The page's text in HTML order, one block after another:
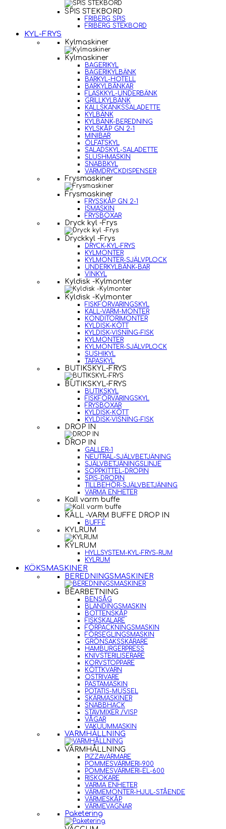
SPIS STEKBORD
FRIBERG SPIS
FRIBERG STEKBORD
KYL-FRYS
Kylmaskiner
Kylmaskiner
BAGERIKYL
BAGERIKYLBÄNK
BARKYL-HOTELL
BARKYLBÄNKAR
FLASKKYL-UNDERBÄNK
GRILLKYLBÄNK
KALLSKÄNKSSALADETTE
KYLBÄNK
KYLBÄNK-BEREDNING
KYLSKÅP GN 2-1
MINIBAR
ÖLFATSKYL
SALADSKYL-SALADETTE
SLUSHMASKIN
SNABBKYL
VARMDRYCKDISPENSER
Frysmaskiner
Frysmaskiner
FRYSSKÅP GN 2-1
ISMASKIN
FRYSBOXAR
Dryck kyl -Frys
Dryckkyl -Frys
DRYCK-KYL-FRYS
KYLMONTER
KYLMONTER-SJÄLVPLOCK
UNDERKYLBÄNK-BAR
VINKYL
Kyldisk -Kylmonter
Kyldisk -Kylmonter
FISKFÖRVARINGSKYL
KALL-VARM-MONTER
KONDITORIMONTER
KYLDISK-KÖTT
KYLDISK-VISNING-FISK
KYLMONTER
KYLMONTER-SJÄLVPLOCK
SUSHIKYL
TAPASKYL
BUTIKSKYL-FRYS
BUTIKSKYL-FRYS
BUTIKSKYL
FISKFÖRVARINGSKYL
FRYSBOXAR
KYLDISK-KÖTT
KYLDISK-VISNING-FISK
DROP IN
DROP IN
GALLER-1
NEUTRAL-SJÄLVBETJÄNING
SJÄLVBETJÄNINGSLINJE
SOPPKITTEL-DROPIN
SPIS-DROPIN
TILLBEHÖR-SJÄLVBETJÄNING
VARMA ENHETER
Kall varm buffe
KALL -VARM BUFFE DROP IN
BUFFÉ
KYLRUM
KYLRUM
HYLLSYSTEM-KYL-FRYS-RUM
KYLRUM
KÖKSMASKINER
BEREDNINGSMASKINER
BEARBETNING
BENSÅG
BLANDINGSMASKIN
BOTTENSKÅP
FISKSKALARE
FÖRPACKNINGSMASKIN
FÖRSEGLINGSMASKIN
GRÖNSAKSSKÄRARE
HAMBURGERPRESS
KNIVSTERILISERARE
KORVSTOPPARE
KÖTTKVARN
OSTRIVARE
PASTAMASKIN
POTATIS-MUSSEL
SKÄRMASKINER
SNABBHACK
STAVMIXER /VISP
VÅGAR
VAKUUMMASKIN
VARMHÅLLNING
VARMHÅLLNING
PIZZAVÄRMARE
POMMESVÄRMERI-900
POMMESVÄRMERI-EL-600
RISKOKARE
VARMA ENHETER
VÄRMEMONTER-HJUL-STÅENDE
VÄRMESKÅP
VÄRMEVAGNAR
Paketering